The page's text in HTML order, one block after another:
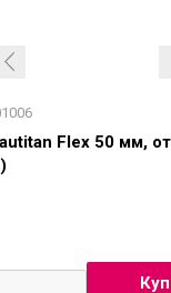
Flex 50 мм,